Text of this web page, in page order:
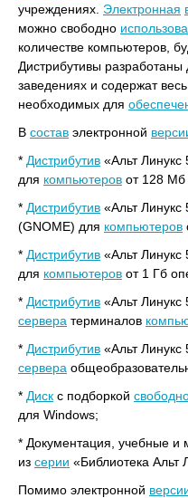
учреждениях. Электронная
можно свободно
количестве компьютеров,
Дистрибутивы
заведениях и содержат весь
необходимых для
В состав электронной
* Дистрибутив «Альт Линукс
для компьютеров от 128 Мб
* Дистрибутив «Альт Линукс
(GNOME) для компьютеров
* Дистрибутив «Альт Линукс
для компьютеров от 1 Гб
* Дистрибутив «Альт Линукс
сервера терминалов
* Дистрибутив «Альт Линукс
сервера
* Диск с подборкой
для Windows;
* Документация, учебные и
из серии «Библиотека Альт
Помимо электронной